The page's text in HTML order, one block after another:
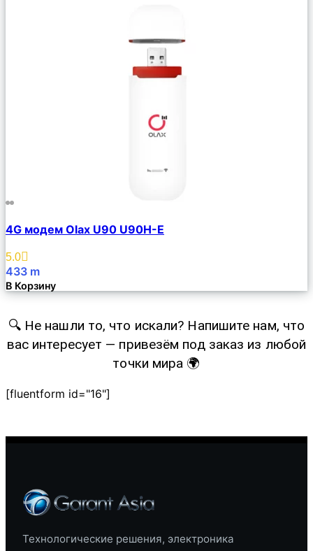
Описание
Избранное
4G модем Olax U90 U90H-E
5.0
433 m
В Корзину
🔍 Не нашли то, что искали? Напишите нам, что
вас интересует — привезём под заказ из любой
точки мира 🌍
[fluentform id="16"]
Технологические решения, электроника